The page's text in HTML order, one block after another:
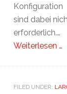
Konfiguration
sind dabei
erforderlich.…
Weiterlesen …
FILED UNDER: